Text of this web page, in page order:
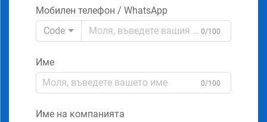
Мобилен телефон / WhatsApp
Code
0/100
Име
0/100
Име на компанията